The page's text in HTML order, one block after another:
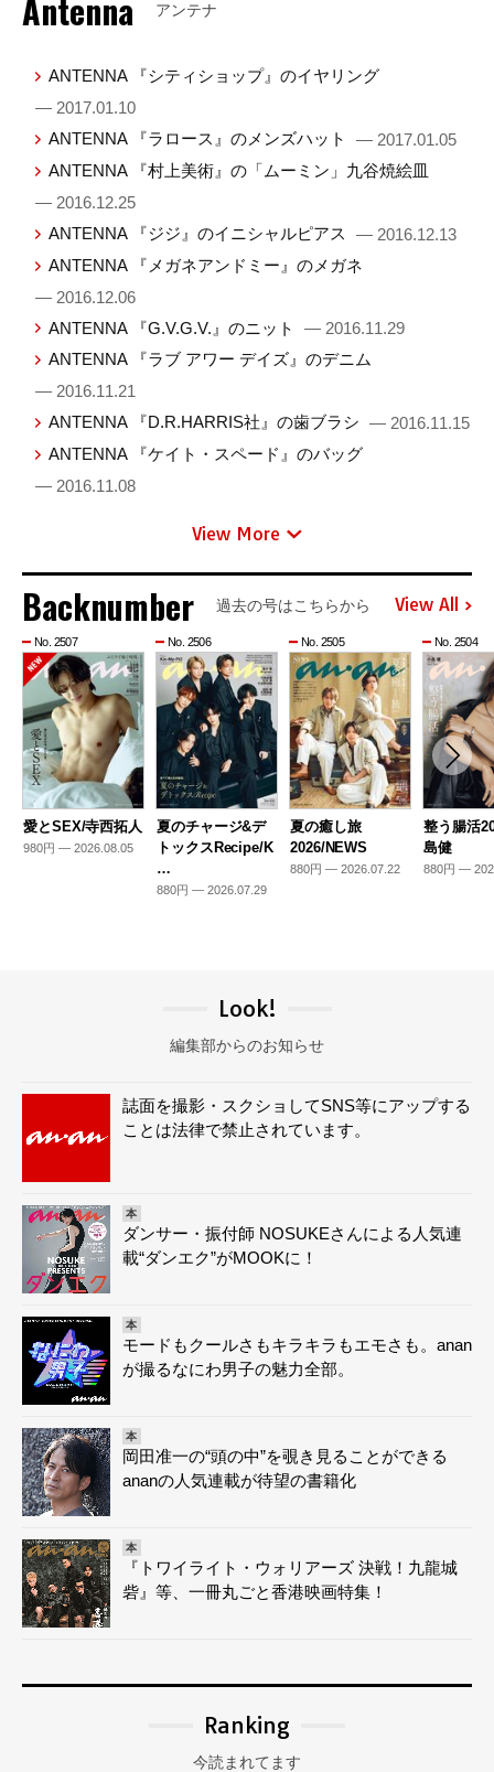
Antenna アンテナ
ANTENNA 『シティショップ』のイヤリング
— 2017.01.10
ANTENNA 『ラロース』のメンズハット
— 2017.01.05
ANTENNA 『村上美術』の「ムーミン」九谷焼絵皿
— 2016.12.25
ANTENNA 『ジジ』のイニシャルピアス
— 2016.12.13
ANTENNA 『メガネアンドミー』のメガネ
— 2016.12.06
ANTENNA 『G.V.G.V.』のニット
— 2016.11.29
ANTENNA 『ラブ アワー デイズ』のデニム
— 2016.11.21
ANTENNA 『D.R.HARRIS社』の歯ブラシ — 2016.11.15
ANTENNA 『ケイト・スペード』のバッグ
— 2016.11.08
View More
Backnumber 過去の号はこちらから View All
No. 2507
愛とSEX/寺西拓人
980円 — 2026.08.05
No. 2506
夏のチャージ&デ
トックスRecipe/K
…
880円 — 2026.07.29
No. 2505
夏の癒し旅
2026/NEWS
880円 — 2026.07.22
No. 2504
整う腸活
島健
880円 —
Look!
編集部からのお知らせ
誌面を撮影・スクショしてSNS等にアップする
ことは法律で禁止されています。
本
ダンサー・振付師 NOSUKEさんによる人気連
載“ダンエク”がMOOKに！
本
モードもクールさもキラキラもエモさも。anan
が撮るなにわ男子の魅力全部。
本
岡田准一の“頭の中”を覗き見ることができる
ananの人気連載が待望の書籍化
本
『トワイライト・ウォリアーズ 決戦！九龍城
砦』等、一冊丸ごと香港映画特集！
Ranking
今読まれてます